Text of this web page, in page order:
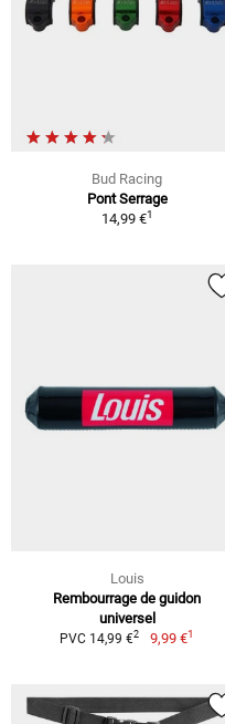
Bud Racing
Pont Serrage
14,99 €1
Louis
Rembourrage de guidon
universel
PVC 14,99 €2 9,99 €1